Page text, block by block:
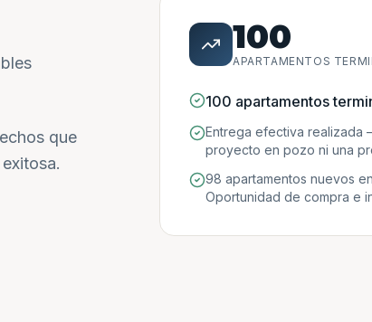
que
100
APARTAMENTOS
100 apartamentos
Entrega efectiva
proyecto en pozo ni una
98 apartamentos nuevos
Oportunidad de compra e